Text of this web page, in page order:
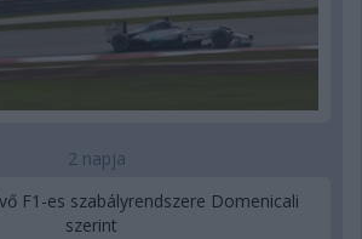
2 napja
F1-es szabályrendszere Domenicali
szerint